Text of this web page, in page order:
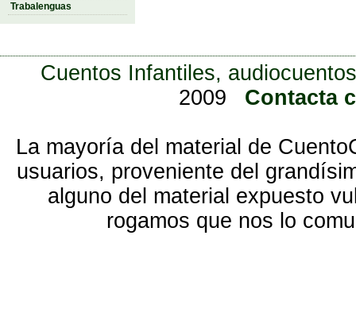
Trabalenguas
Cuentos Infantiles,
2009
Contacta
La mayoría del material de
usuarios, proveniente del
alguno del material expuesto
rogamos que nos lo